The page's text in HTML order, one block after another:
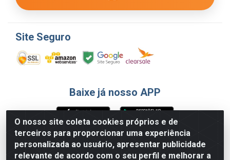
O nosso site coleta cookies próprios e de
terceiros para proporcionar uma experiência
personalizada ao usuário, apresentar publicidade
relevante de acordo com o seu perfil e melhorar a
Site Seguro
Baixe já nosso APP
Formas de Pagamento